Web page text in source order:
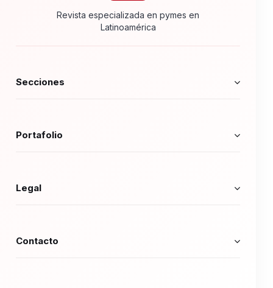
Revista especializada en pymes en
Latinoamérica
Secciones
Portafolio
Legal
Contacto